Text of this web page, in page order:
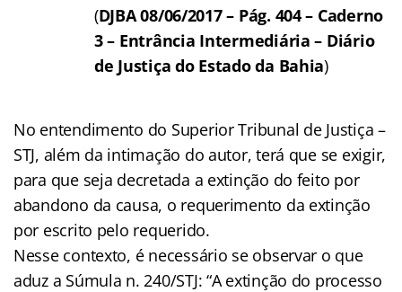
(DJBA 08/06/2017 – Pág. 404 – Caderno
3 – Entrância Intermediária – Diário
de Justiça do Estado da Bahia)
No entendimento do Superior Tribunal de Justiça –
STJ, além da intimação do autor, terá que se exigir,
para que seja decretada a extinção do feito por
abandono da causa, o requerimento da extinção
por escrito pelo requerido.
Nesse contexto, é necessário se observar o que
aduz a Súmula n. 240/STJ: “A extinção do processo